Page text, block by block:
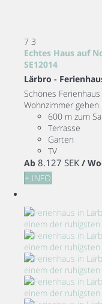
7 3
Echtes Haus auf
SE12014
Lärbro -
Schönes
Wohnzimmer
600 m zum
Terrasse
Garten
TV
Ab 8.127 SEK /
+ INFO